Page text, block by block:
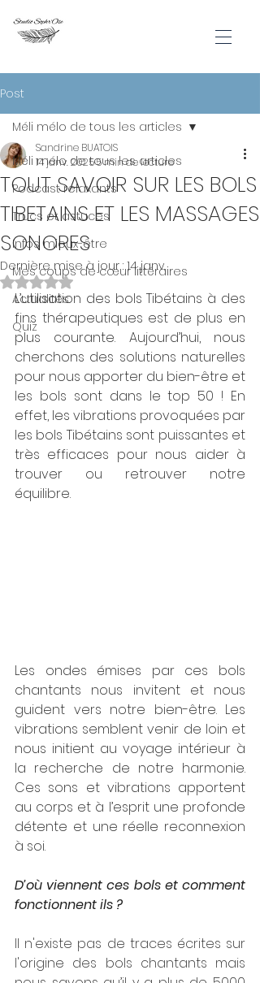
Post
Méli mélo de tous les articles
Podcast relaxants
Trucs et astuces
Infos mieux-être
Mes coups de cœur littéraires
Actualités
Quiz
Méli mélo de tous les articles
TOUT SAVOIR SUR LES BOLS
TIBETAINS ET LES MASSAGES
SONORES
Sandrine BUATOIS
14 janv. 20255 min de lecture
Dernière mise à jour :14 janv.
Noté NaN étoiles sur 5.
L’utilisation des bols Tibétains à des
fins thérapeutiques est de plus en
plus courante. Aujourd’hui, nous
cherchons des solutions naturelles
pour nous apporter du bien-être et
les bols sont dans le top 50 ! En
effet, les vibrations provoquées par
les bols Tibétains sont puissantes et
très efficaces pour nous aider à
trouver ou retrouver notre
équilibre.
Les ondes émises par ces bols
chantants nous invitent et nous
guident vers notre bien-être. Les
vibrations semblent venir de loin et
nous initient au voyage intérieur à
la recherche de notre harmonie.
Ces sons et vibrations apportent
au corps et à l’esprit une profonde
détente et une réelle reconnexion
à soi.
D’où viennent ces bols et comment
fonctionnent ils ?
Il n'existe pas de traces écrites sur
l'origine des bols chantants mais